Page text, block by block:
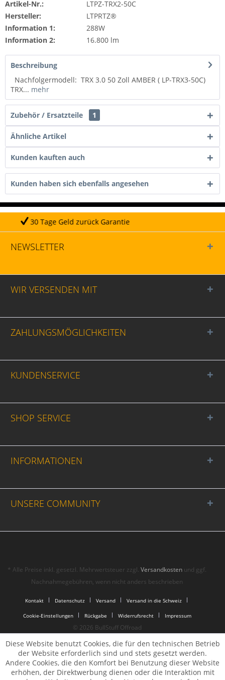
Artikel-Nr.:
LTPZ-TRX2-50C
Hersteller:
LTPRTZ®
Information 1:
288W
Information 2:
16.800 lm
Beschreibung
Nachfolgermodell: TRX 3.0 50 Zoll AMBER ( LP-TRX3-50C)
TRX... mehr
Zubehör / Ersatzteile 1
Ähnliche Artikel
Kunden kauften auch
Kunden haben sich ebenfalls angesehen
zurück Garantie
NEWSLETTER
WIR VERSENDEN MIT
ZAHLUNGSMÖGLICHKEITEN
KUNDENSERVICE
SHOP SERVICE
INFORMATIONEN
UNSERE COMMUNITY
* Alle Preise inkl. gesetzl. Mehrwertsteuer zzgl.Versandkosten und ggf.
Nachnahmegebühren, wenn nicht anders beschrieben
Kontakt Datenschutz Versand Versand in die Schweiz
Cookie-Einstellungen Rückgabe Widerrufsrecht Impressum
© 2026 BullStuff Offroad
Diese Website benutzt Cookies, die für den technischen Betrieb
der Website erforderlich sind und stets gesetzt werden.
Andere Cookies, die den Komfort bei Benutzung dieser Website
erhöhen, der Direktwerbung dienen oder die Interaktion mit